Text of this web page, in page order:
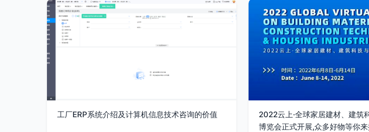
工厂ERP系统介绍及计算机信息技术咨询的价值
2022云上·全球家居建材、建筑
博览会正式开展,众多好物等你